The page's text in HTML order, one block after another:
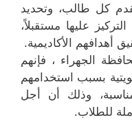
كل طالب، وتحديد
عليها مستقبلاً،
أهدافهم الأكاديمية.
الجهراء ، فإنهم
بسبب استخدامهم
وذلك أن أجل
للطلاب.